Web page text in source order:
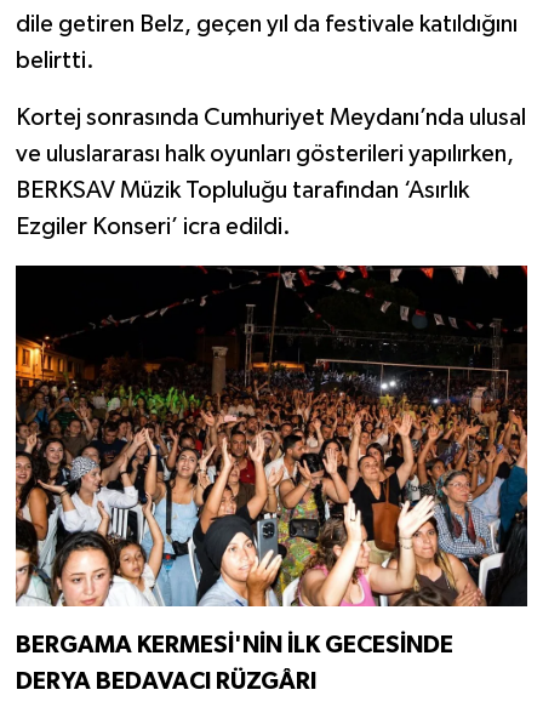
dile getiren Belz, geçen yıl da festivale katıldığını
belirtti.
Kortej sonrasında Cumhuriyet Meydanı’nda ulusal
ve uluslararası halk oyunları gösterileri yapılırken,
BERKSAV Müzik Topluluğu tarafından ‘Asırlık
Ezgiler Konseri’ icra edildi.
BERGAMA KERMESİ'NİN İLK GECESİNDE
DERYA BEDAVACI RÜZGÂRI